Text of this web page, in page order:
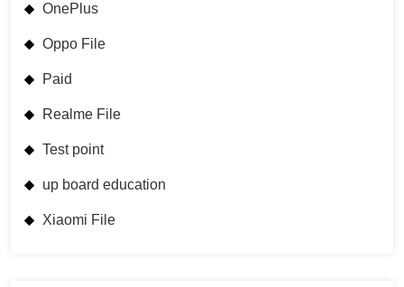
OnePlus
Oppo File
Paid
Realme File
Test point
up board education
Xiaomi File